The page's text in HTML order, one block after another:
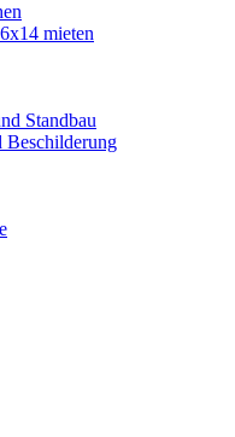
mieten
Standbau
Beschilderung